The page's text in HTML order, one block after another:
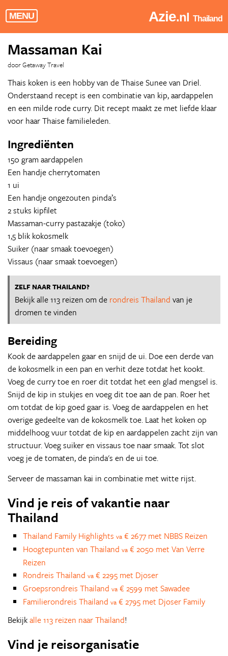
MENU Azie.nl Thailand
Massaman Kai
door Getaway Travel
Thais koken is een hobby van de Thaise Sunee van Driel.
Onderstaand recept is een combinatie van kip, aardappelen
en een milde rode curry. Dit recept maakt ze met liefde klaar
voor haar Thaise familieleden.
Ingrediënten
150 gram aardappelen
Een handje cherrytomaten
1 ui
Een handje ongezouten pinda’s
2 stuks kipfilet
Massaman-curry pastazakje (toko)
1,5 blik kokosmelk
Suiker (naar smaak toevoegen)
Vissaus (naar smaak toevoegen)
ZELF NAAR THAILAND?
Bekijk alle 113 reizen om de rondreis Thailand van je
dromen te vinden
Bereiding
Kook de aardappelen gaar en snijd de ui. Doe een derde van
de kokosmelk in een pan en verhit deze totdat het kookt.
Voeg de curry toe en roer dit totdat het een glad mengsel is.
Snijd de kip in stukjes en voeg dit toe aan de pan. Roer het
om totdat de kip goed gaar is. Voeg de aardappelen en het
overige gedeelte van de kokosmelk toe. Laat het koken op
middelhoog vuur totdat de kip en aardappelen zacht zijn van
structuur. Voeg suiker en vissaus toe naar smaak. Tot slot
voeg je de tomaten, de pinda's en de ui toe.
Serveer de massaman kai in combinatie met witte rijst.
Vind je reis of vakantie naar
Thailand
Thailand Family Highlights va € 2677 met NBBS Reizen
Hoogtepunten van Thailand va € 2050 met Van Verre
Reizen
Rondreis Thailand va € 2295 met Djoser
Groepsrondreis Thailand va € 2599 met Sawadee
Familierondreis Thailand va € 2795 met Djoser Family
Bekijkalle 113 reizen naar Thailand!
Vind je reisorganisatie